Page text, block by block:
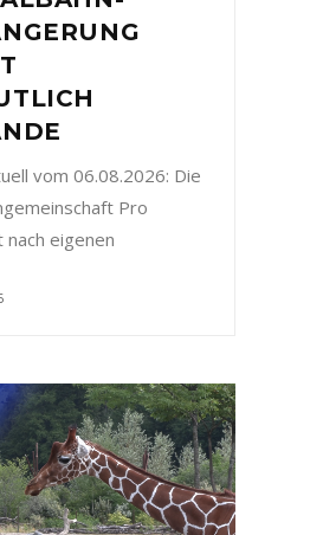
vom 06.08.2026: Die
Pro
nach eigenen